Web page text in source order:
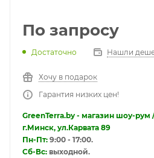
По запросу
Достаточно Нашли
Хочу в подарок
Гарантия низких цен!
GreenTerra.by - магазин шоу-
г.Минск, ул.Карвата 89
Пн-Пт: 9:00 - 17:00.
Сб-Вс: выходной.